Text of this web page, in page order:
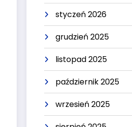
styczeń 2026
grudzień 2025
listopad 2025
październik 2025
wrzesień 2025